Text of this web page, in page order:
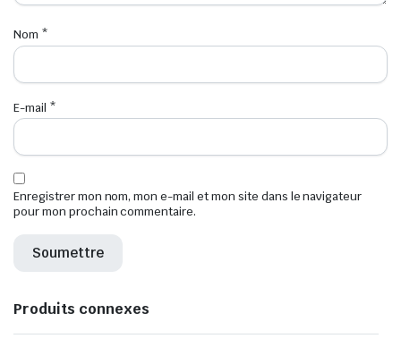
Nom *
E-mail *
Enregistrer mon nom, mon e-mail et mon site dans le navigateur
pour mon prochain commentaire.
Produits connexes